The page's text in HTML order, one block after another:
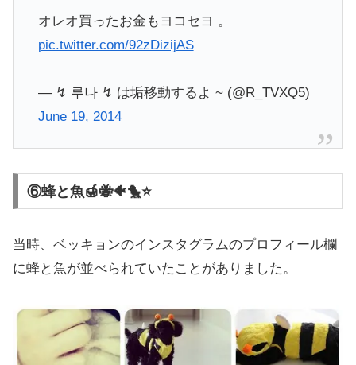
オレオ買ったお金もヨコセヨ 。
pic.twitter.com/92zDizijAS
— ↯ 루나 ↯ は垢移動するよ ~ (@R_TVXQ5)
June 19, 2014
⑥蜂と魚🍯🐝🐠🐤⭐️
当時、ベッキョンのインスタグラムのプロフィール欄
に蜂と魚が並べられていたことがありました。